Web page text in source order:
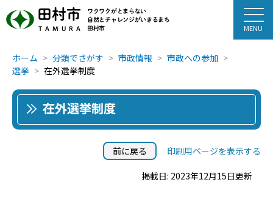
田村市
TAMURA
ワクワクがとまらない
自然とチャレンジがいきるまち
田村市
ホーム 分類でさがす 市政情報
市政への参加
選挙
在外選挙制度
在外選挙制度
前に戻る 印刷用ページを表示する
掲載日: 2023年12月15日更新